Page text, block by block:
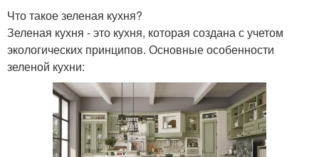
Что такое зеленая кухня?
Зеленая кухня - это кухня, которая создана с учетом
экологических принципов. Основные особенности
зеленой кухни: